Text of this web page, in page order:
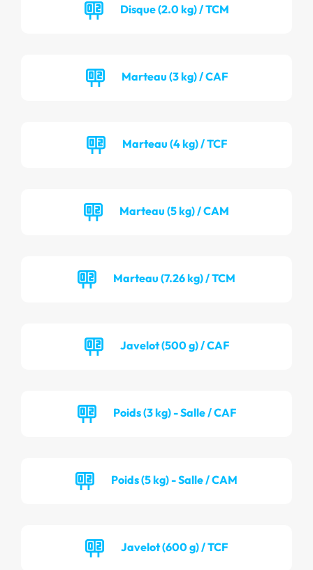
Disque (2.0 kg) / TCM
Marteau (3 kg) / CAF
Marteau (4 kg) / TCF
Marteau (5 kg) / CAM
Marteau (7.26 kg) / TCM
Javelot (500 g) / CAF
Poids (3 kg) - Salle / CAF
Poids (5 kg) - Salle / CAM
Javelot (600 g) / TCF